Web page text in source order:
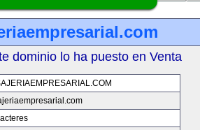
dominio lo ha puesto en Venta